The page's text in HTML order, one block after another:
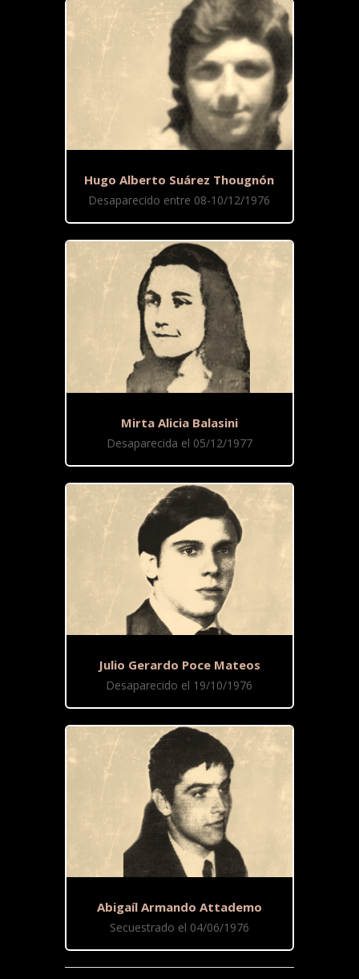
Hugo Alberto Suárez Thougnón
Desaparecido entre 08-10/12/1976
Mirta Alicia Balasini
Desaparecida el 05/12/1977
Julio Gerardo Poce Mateos
Desaparecido el 19/10/1976
Abigaíl Armando Attademo
Secuestrado el 04/06/1976